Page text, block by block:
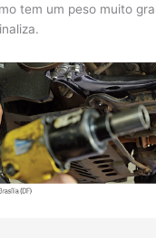
tem um peso muito